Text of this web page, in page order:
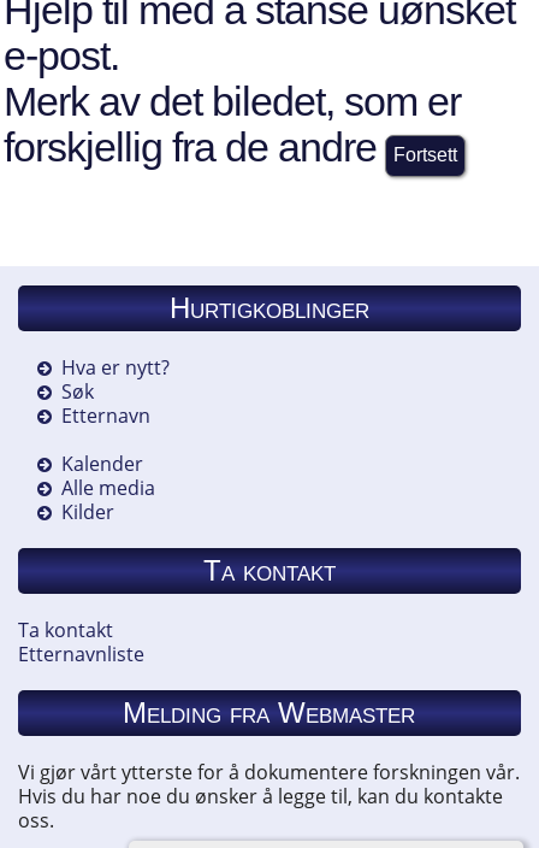
Hjelp til med å stanse uønsket
e-post.
Merk av det biledet, som er
forskjellig fra de andre
Hurtigkoblinger
Hva er nytt?
Søk
Etternavn
Kalender
Alle media
Kilder
Ta kontakt
Ta kontakt
Etternavnliste
Melding fra Webmaster
Vi gjør vårt ytterste for å dokumentere forskningen vår.
Hvis du har noe du ønsker å legge til, kan du kontakte
oss.